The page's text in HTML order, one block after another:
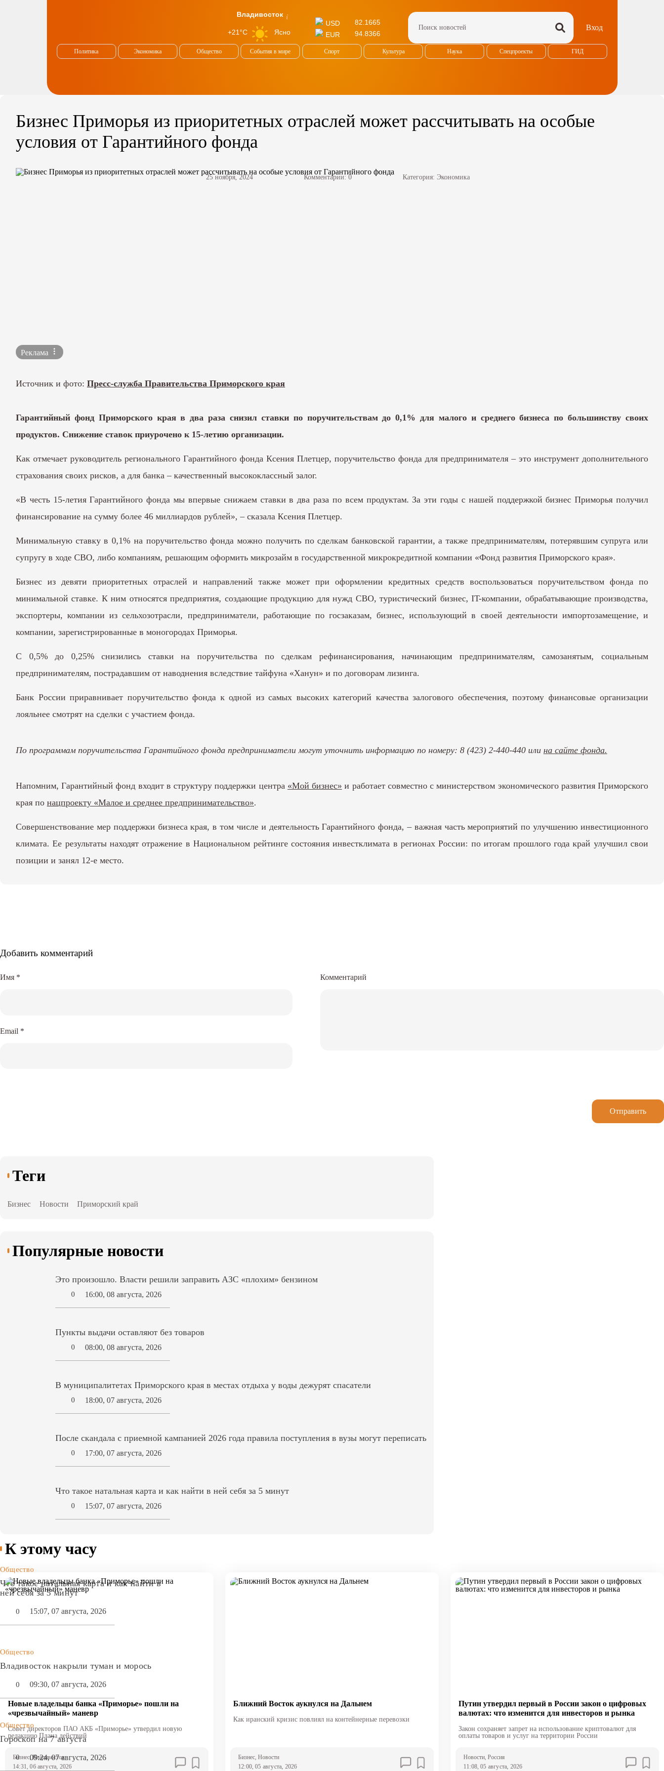
Владивосток
+21°C Ясно
USD
82.1665
EUR
94.8366
Вход
Политика Экономика Общество События в мире Спорт Культура Наука Спецпроекты ГИД
Бизнес Приморья из приоритетных отраслей может рассчитывать на особые
условия от Гарантийного фонда
25 ноября, 2024 Комментарии: 0 Категория:Экономика
Реклама
Источник и фото: Пресс-служба Правительства Приморского края
Гарантийный фонд Приморского края в два раза снизил ставки по поручительствам до 0,1% для малого и среднего бизнеса по большинству своих
продуктов. Снижение ставок приурочено к 15-летию организации.
Как отмечает руководитель регионального Гарантийного фонда Ксения Плетцер, поручительство фонда для предпринимателя – это инструмент дополнительного
страхования своих рисков, а для банка – качественный высококлассный залог.
«В честь 15-летия Гарантийного фонда мы впервые снижаем ставки в два раза по всем продуктам. За эти годы с нашей поддержкой бизнес Приморья получил
финансирование на сумму более 46 миллиардов рублей», – сказала Ксения Плетцер.
Минимальную ставку в 0,1% на поручительство фонда можно получить по сделкам банковской гарантии, а также предпринимателям, потерявшим супруга или
супругу в ходе СВО, либо компаниям, решающим оформить микрозайм в государственной микрокредитной компании «Фонд развития Приморского края».
Бизнес из девяти приоритетных отраслей и направлений также может при оформлении кредитных средств воспользоваться поручительством фонда по
минимальной ставке. К ним относятся предприятия, создающие продукцию для нужд СВО, туристический бизнес, IT-компании, обрабатывающие производства,
экспортеры, компании из сельхозотрасли, предприниматели, работающие по госзаказам, бизнес, использующий в своей деятельности импортозамещение, и
компании, зарегистрированные в моногородах Приморья.
С 0,5% до 0,25% снизились ставки на поручительства по сделкам рефинансирования, начинающим предпринимателям, самозанятым, социальным
предпринимателям, пострадавшим от наводнения вследствие тайфуна «Ханун» и по договорам лизинга.
Банк России приравнивает поручительство фонда к одной из самых высоких категорий качества залогового обеспечения, поэтому финансовые организации
лояльнее смотрят на сделки с участием фонда.
По программам поручительства Гарантийного фонда предприниматели могут уточнить информацию по номеру: 8 (423) 2-440-440 или на сайте фонда.
Напомним, Гарантийный фонд входит в структуру поддержки центра «Мой бизнес» и работает совместно с министерством экономического развития Приморского
края по нацпроекту «Малое и среднее предпринимательство».
Совершенствование мер поддержки бизнеса края, в том числе и деятельность Гарантийного фонда, – важная часть мероприятий по улучшению инвестиционного
климата. Ее результаты находят отражение в Национальном рейтинге состояния инвестклимата в регионах России: по итогам прошлого года край улучшил свои
позиции и занял 12-е место.
Добавить комментарий
Комментарий
Имя *
Email *
Отправить
Теги
Бизнес Новости Приморский край
Популярные новости
Это произошло. Власти решили заправить АЗС «плохим» бензином
0 16:00, 08 августа, 2026
Пункты выдачи оставляют без товаров
0 08:00, 08 августа, 2026
В муниципалитетах Приморского края в местах отдыха у воды дежурят спасатели
0 18:00, 07 августа, 2026
После скандала с приемной кампанией 2026 года правила поступления в вузы могут переписать
0 17:00, 07 августа, 2026
Что такое натальная карта и как найти в ней себя за 5 минут
0 15:07, 07 августа, 2026
К этому часу
Общество
Что такое натальная карта и как найти в
ней себя за 5 минут
0 15:07, 07 августа, 2026
Общество
Владивосток накрыли туман и морось
0 09:30, 07 августа, 2026
Общество
Гороскоп на 7 августа
0 09:24, 07 августа, 2026
Новые владельцы банка «Приморье» пошли на
«чрезвычайный» маневр
Совет директоров ПАО АКБ «Приморье» утвердил новую
редакцию Плана действий
Бизнес, Владивосток
14:31, 06 августа, 2026
Ближний Восток аукнулся на Дальнем
Как иранский кризис повлиял на контейнерные перевозки
Бизнес, Новости
12:00, 05 августа, 2026
Путин утвердил первый в России закон о цифровых
валютах: что изменится для инвесторов и рынка
Закон сохраняет запрет на использование криптовалют для
оплаты товаров и услуг на территории России
Новости, Россия
11:08, 05 августа, 2026